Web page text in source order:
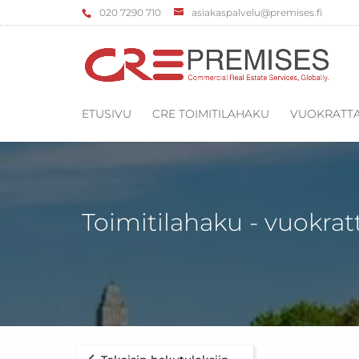
‌020 7290 710 asiakaspalvelu@premises.fi
ETUSIVU CRE TOIMITILAHAKU
Toimitilahaku -